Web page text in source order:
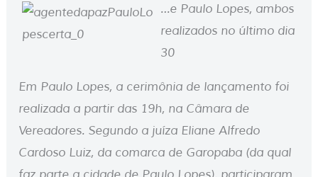
…e Paulo Lopes, ambos
realizados no último dia
30
Em Paulo Lopes, a cerimônia de lançamento foi
realizada a partir das 19h, na Câmara de
Vereadores. Segundo a juíza Eliane Alfredo
Cardoso Luiz, da comarca de Garopaba (da qual